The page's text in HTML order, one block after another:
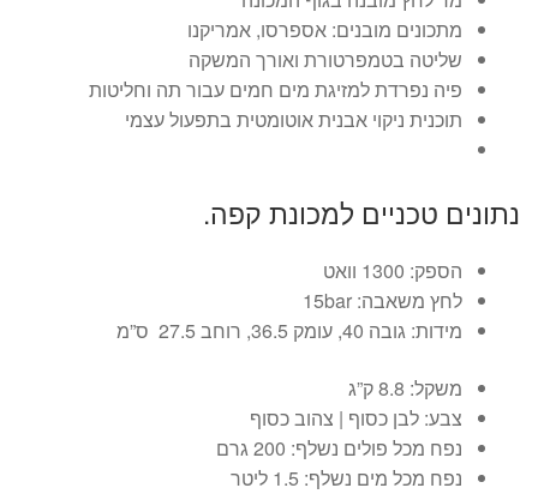
מתכונים מובנים: אספרסו, אמריקנו
שליטה בטמפרטורת ואורך המשקה
פיה נפרדת למזיגת מים חמים עבור תה וחליטות
תוכנית ניקוי אבנית אוטומטית בתפעול עצמי
נתונים טכניים למכונת קפה.
הספק: 1300 וואט
לחץ משאבה: 15bar
מידות: גובה 40, עומק 36.5, רוחב 27.5 ס”מ
משקל: 8.8 ק”ג
צבע: לבן כסוף | צהוב כסוף
נפח מכל פולים נשלף: 200 גרם
נפח מכל מים נשלף: 1.5 ליטר